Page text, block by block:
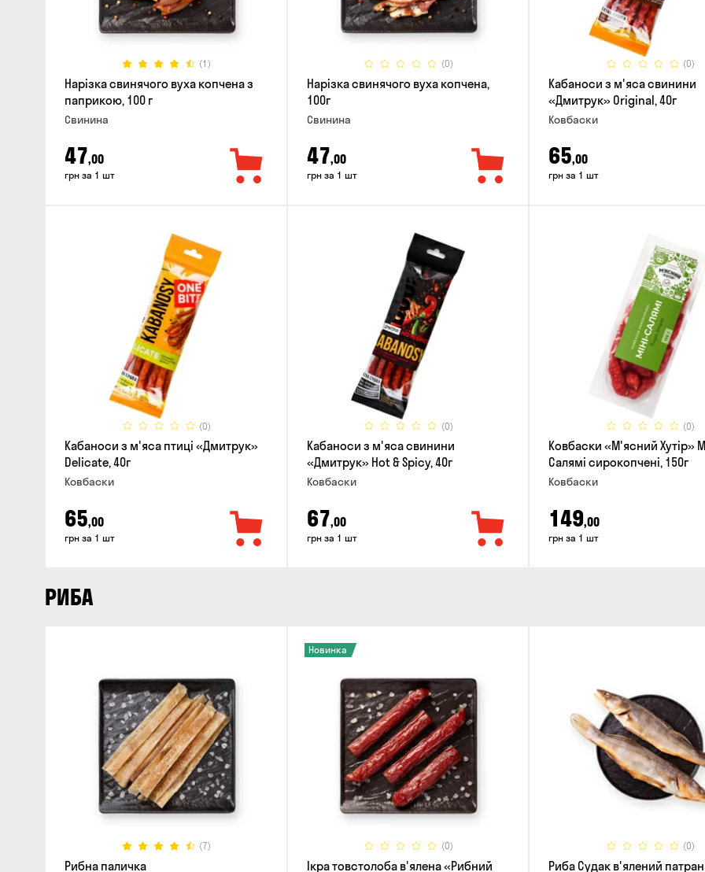
(1)
Нарізка свинячого вуха копчена з
паприкою, 100 г
Свинина
47,00
грн за 1 шт
(0)
Нарізка свинячого вуха копчена,
100г
Свинина
47,00
грн за 1 шт
(0)
Кабаноси з м'яса свинини
«Дмитрук» Original, 40г
Ковбаски
65,00
грн за 1 шт
(0)
Кабаноси з м'яса птиці «Дмитрук»
Delicate, 40г
Ковбаски
65,00
грн за 1 шт
(0)
Кабаноси з м'яса свинини
«Дмитрук» Hot & Spicy, 40г
Ковбаски
67,00
грн за 1 шт
(0)
Ковбаски «М'ясний Хутір»
Салямі сирокопчені, 150г
Ковбаски
149,00
грн за 1 шт
РИБА
(7)
Рибна паличка
(0)
Новинка
Ікра товстолоба в'ялена «Рибний
(0)
Риба Судак в'ялений